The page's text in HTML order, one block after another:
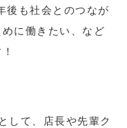
後も社会とのつなが
に働きたい、など
して、店長や先輩ク